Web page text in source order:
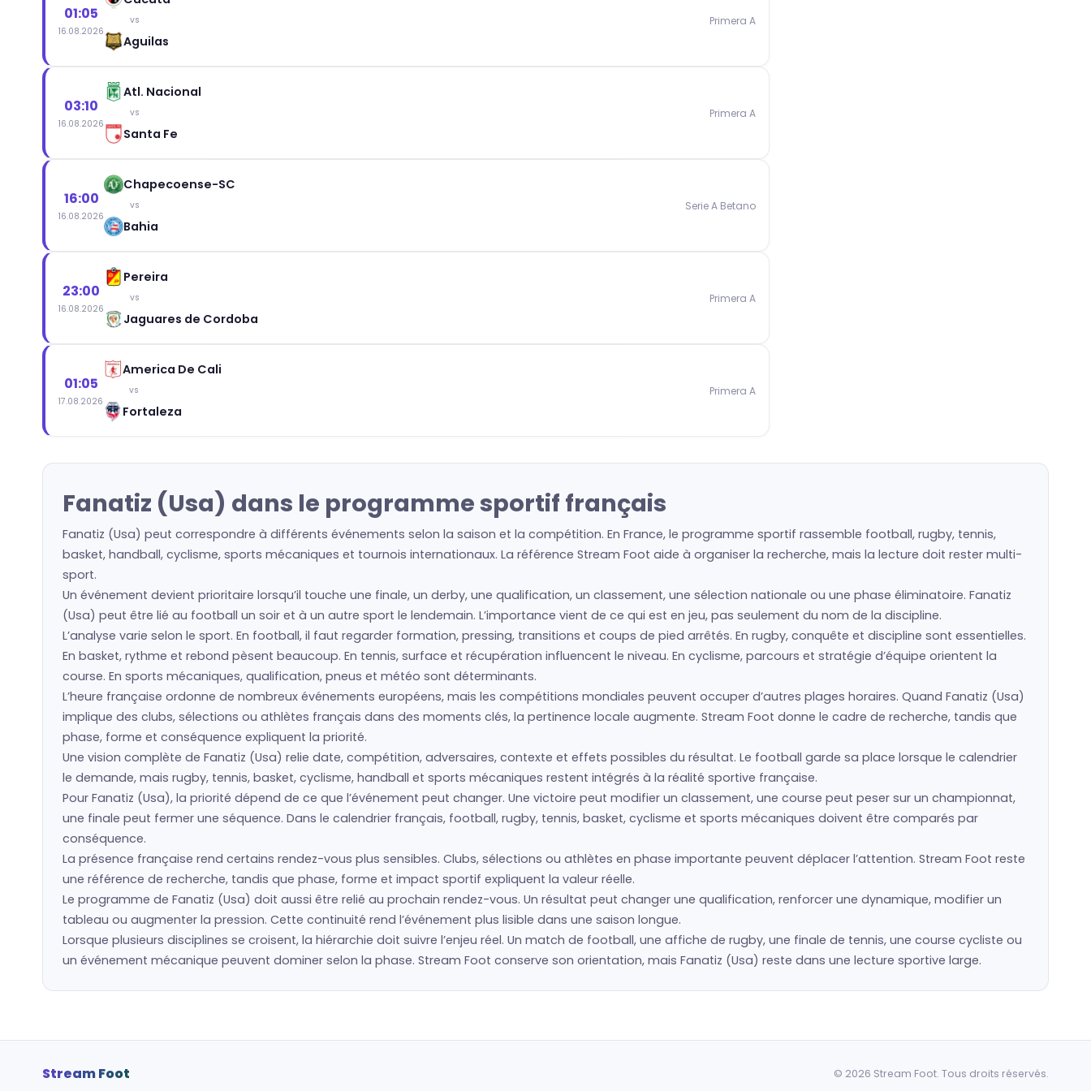
01:05
16.08.2026
vs
Aguilas
Primera A
03:10
16.08.2026
Atl. Nacional
vs
Santa Fe
Primera A
16:00
16.08.2026
Chapecoense-SC
vs
Bahia
Serie A Betano
23:00
16.08.2026
Pereira
vs
Jaguares de Cordoba
Primera A
01:05
17.08.2026
America De Cali
vs
Fortaleza
Primera A
Fanatiz (Usa) dans le programme sportif français
Fanatiz (Usa) peut correspondre à différents événements selon la saison et la compétition. En France, le programme sportif rassemble football, rugby, tennis,
basket, handball, cyclisme, sports mécaniques et tournois internationaux. La référence Stream Foot aide à organiser la recherche, mais la lecture doit rester multi-
sport.
Un événement devient prioritaire lorsqu’il touche une finale, un derby, une qualification, un classement, une sélection nationale ou une phase éliminatoire. Fanatiz
(Usa) peut être lié au football un soir et à un autre sport le lendemain. L’importance vient de ce qui est en jeu, pas seulement du nom de la discipline.
L’analyse varie selon le sport. En football, il faut regarder formation, pressing, transitions et coups de pied arrêtés. En rugby, conquête et discipline sont essentielles.
En basket, rythme et rebond pèsent beaucoup. En tennis, surface et récupération influencent le niveau. En cyclisme, parcours et stratégie d’équipe orientent la
course. En sports mécaniques, qualification, pneus et météo sont déterminants.
L’heure française ordonne de nombreux événements européens, mais les compétitions mondiales peuvent occuper d’autres plages horaires. Quand Fanatiz (Usa)
implique des clubs, sélections ou athlètes français dans des moments clés, la pertinence locale augmente. Stream Foot donne le cadre de recherche, tandis que
phase, forme et conséquence expliquent la priorité.
Une vision complète de Fanatiz (Usa) relie date, compétition, adversaires, contexte et effets possibles du résultat. Le football garde sa place lorsque le calendrier
le demande, mais rugby, tennis, basket, cyclisme, handball et sports mécaniques restent intégrés à la réalité sportive française.
Pour Fanatiz (Usa), la priorité dépend de ce que l’événement peut changer. Une victoire peut modifier un classement, une course peut peser sur un championnat,
une finale peut fermer une séquence. Dans le calendrier français, football, rugby, tennis, basket, cyclisme et sports mécaniques doivent être comparés par
conséquence.
La présence française rend certains rendez-vous plus sensibles. Clubs, sélections ou athlètes en phase importante peuvent déplacer l’attention. Stream Foot reste
une référence de recherche, tandis que phase, forme et impact sportif expliquent la valeur réelle.
Le programme de Fanatiz (Usa) doit aussi être relié au prochain rendez-vous. Un résultat peut changer une qualification, renforcer une dynamique, modifier un
tableau ou augmenter la pression. Cette continuité rend l’événement plus lisible dans une saison longue.
Lorsque plusieurs disciplines se croisent, la hiérarchie doit suivre l’enjeu réel. Un match de football, une affiche de rugby, une finale de tennis, une course cycliste ou
un événement mécanique peuvent dominer selon la phase. Stream Foot conserve son orientation, mais Fanatiz (Usa) reste dans une lecture sportive large.
Stream Foot © 2026 Stream Foot. Tous droits réservés.